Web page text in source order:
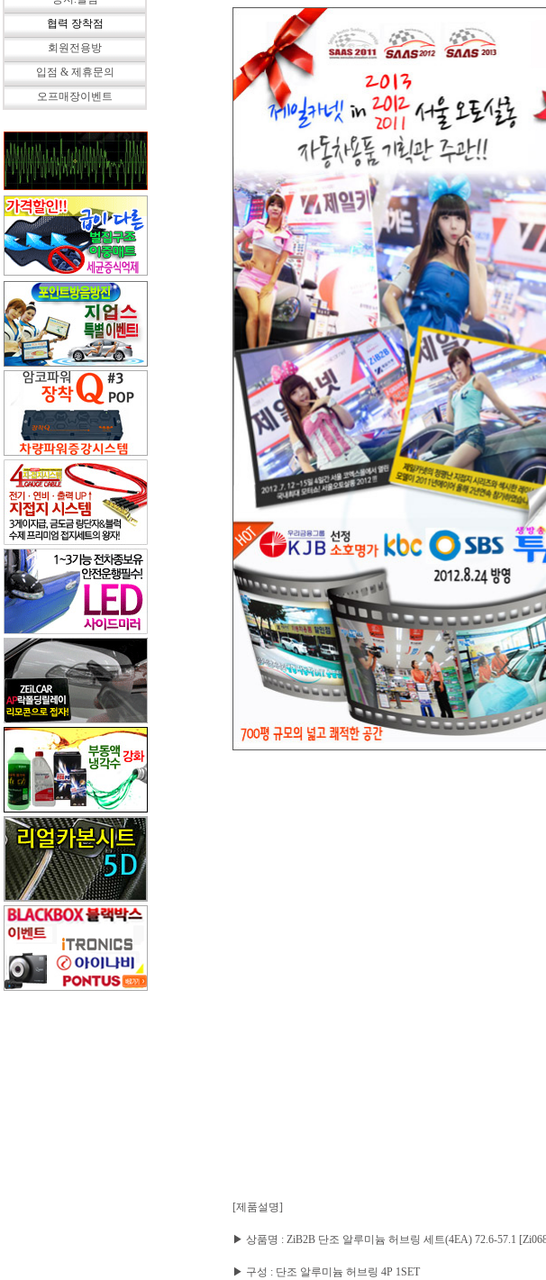
협력 장착점
회원전용방
입점 & 제휴문의
오프매장이벤트
[제품설명]
▶ 상품명 : ZiB2B 단조 알루미늄 허브링 세트(4EA) 72.6-57.1
▶ 구성 : 단조 알루미늄 허브링 4P 1SET